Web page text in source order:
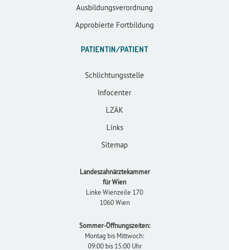
Ausbildungsverordnung
Approbierte Fortbildung
PATIENTIN/PATIENT
Schlichtungsstelle
Infocenter
LZÄK
Links
Sitemap
Landeszahnärztekammer
für Wien
Linke Wienzeile 170
1060 Wien
Sommer-Öffnungszeiten:
Montag bis Mittwoch:
09:00 bis 15:00 Uhr